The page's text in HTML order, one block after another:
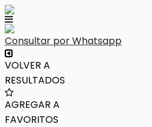
Consultar por Whatsapp
VOLVER A
RESULTADOS
AGREGAR A
FAVORITOS